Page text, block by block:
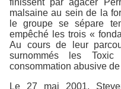
finissent par agacer
malsaine au sein de la
le groupe se sépare
empêché les trois «
Au cours de leur
surnommés les
consommation abusive
Le 27 mai 2001,